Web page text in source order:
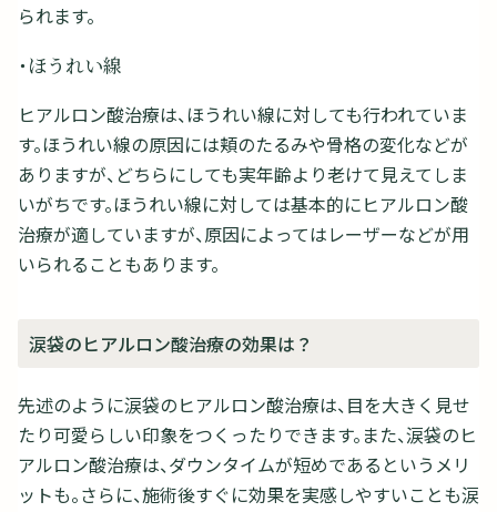
られます。
・ほうれい線
ヒアルロン酸治療は、ほうれい線に対しても行われていま
す。ほうれい線の原因には頬のたるみや骨格の変化などが
ありますが、どちらにしても実年齢より老けて見えてしま
いがちです。ほうれい線に対しては基本的にヒアルロン酸
治療が適していますが、原因によってはレーザーなどが用
いられることもあります。
涙袋のヒアルロン酸治療の効果は？
先述のように涙袋のヒアルロン酸治療は、目を大きく見せ
たり可愛らしい印象をつくったりできます。また、涙袋のヒ
アルロン酸治療は、ダウンタイムが短めであるというメリ
ットも。さらに、施術後すぐに効果を実感しやすいことも涙